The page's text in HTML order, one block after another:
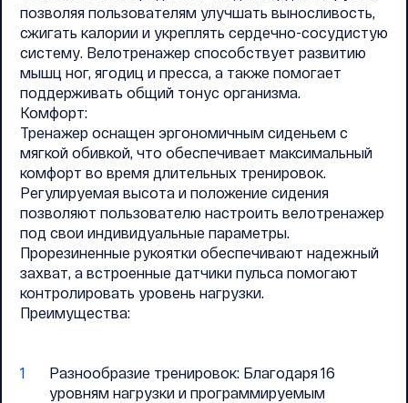
позволяя пользователям улучшать выносливость,
сжигать калории и укреплять сердечно-сосудистую
систему. Велотренажер способствует развитию
мышц ног, ягодиц и пресса, а также помогает
поддерживать общий тонус организма.
Комфорт:
Тренажер оснащен эргономичным сиденьем с
мягкой обивкой, что обеспечивает максимальный
комфорт во время длительных тренировок.
Регулируемая высота и положение сидения
позволяют пользователю настроить велотренажер
под свои индивидуальные параметры.
Прорезиненные рукоятки обеспечивают надежный
захват, а встроенные датчики пульса помогают
контролировать уровень нагрузки.
Преимущества:
Разнообразие тренировок: Благодаря 16
уровням нагрузки и программируемым